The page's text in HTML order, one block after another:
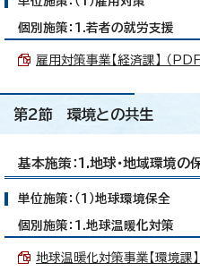
個別施策：1.若者の就労支援
雇用対策事業【経済課】 （
第2節 環境との共生
基本施策：1.地球・地域環境の
単位施策：（1）地球環境保全
個別施策：1.地球温暖化対策
地球温暖化対策事業【環境課